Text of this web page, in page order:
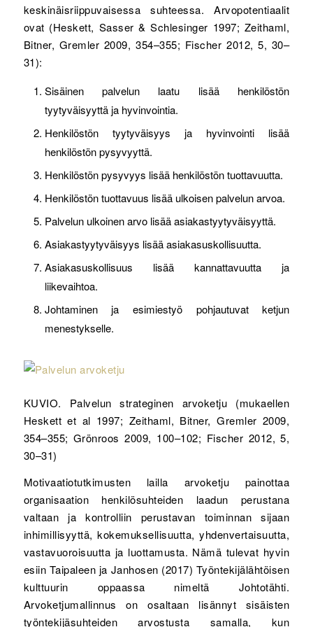
keskinäisriippuvaisessa suhteessa. Arvopotentiaalit
ovat (Heskett, Sasser & Schlesinger 1997; Zeithaml,
Bitner, Gremler 2009, 354–355; Fischer 2012, 5, 30–
31):
Sisäinen palvelun laatu lisää henkilöstön
tyytyväisyyttä ja hyvinvointia.
Henkilöstön tyytyväisyys ja hyvinvointi lisää
henkilöstön pysyvyyttä.
Henkilöstön pysyvyys lisää henkilöstön tuottavuutta.
Henkilöstön tuottavuus lisää ulkoisen palvelun arvoa.
Palvelun ulkoinen arvo lisää asiakastyytyväisyyttä.
Asiakastyytyväisyys lisää asiakasuskollisuutta.
Asiakasuskollisuus lisää kannattavuutta ja
liikevaihtoa.
Johtaminen ja esimiestyö pohjautuvat ketjun
menestykselle.
KUVIO. Palvelun strateginen arvoketju (mukaellen
Heskett et al 1997; Zeithaml, Bitner, Gremler 2009,
354–355; Grönroos 2009, 100–102; Fischer 2012, 5,
30–31)
Motivaatiotutkimusten lailla arvoketju painottaa
organisaation henkilösuhteiden laadun perustana
valtaan ja kontrolliin perustavan toiminnan sijaan
inhimillisyyttä, kokemuksellisuutta, yhdenvertaisuutta,
vastavuoroisuutta ja luottamusta. Nämä tulevat hyvin
esiin Taipaleen ja Janhosen (2017) Työntekijälähtöisen
kulttuurin oppaassa nimeltä Johtotähti.
Arvoketjumallinnus on osaltaan lisännyt sisäisten
työntekijäsuhteiden arvostusta samalla, kun